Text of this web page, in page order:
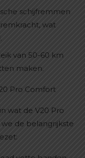
schijfremmen
wat
van 50-60 km
maken.
Pro Comfort
wat de V20 Pro
de belangrijkste